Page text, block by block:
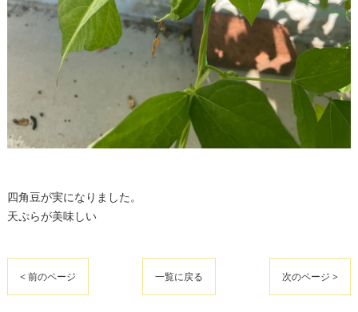
四角豆が実になりました。
天ぷらが美味しい
< 前のページ 一覧に戻る 次のページ >